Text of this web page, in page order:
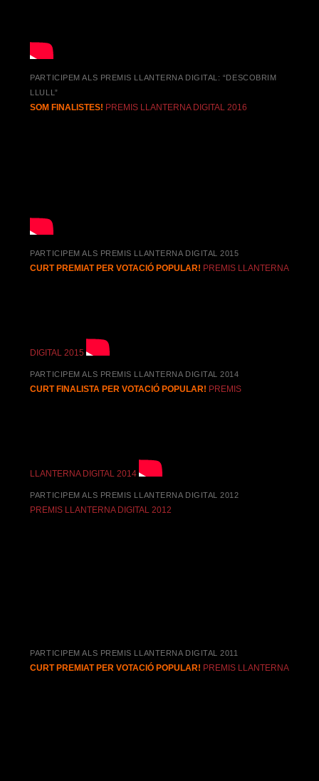
PARTICIPEM ALS PREMIS LLANTERNA DIGITAL: “DESCOBRIM
LLULL”
SOM FINALISTES! PREMIS LLANTERNA DIGITAL 2016
PARTICIPEM ALS PREMIS LLANTERNA DIGITAL 2015
CURT PREMIAT PER VOTACIÓ POPULAR! PREMIS LLANTERNA
DIGITAL 2015
PARTICIPEM ALS PREMIS LLANTERNA DIGITAL 2014
CURT FINALISTA PER VOTACIÓ POPULAR! PREMIS
LLANTERNA DIGITAL 2014
PARTICIPEM ALS PREMIS LLANTERNA DIGITAL 2012
PREMIS LLANTERNA DIGITAL 2012
PARTICIPEM ALS PREMIS LLANTERNA DIGITAL 2011
CURT PREMIAT PER VOTACIÓ POPULAR! PREMIS LLANTERNA